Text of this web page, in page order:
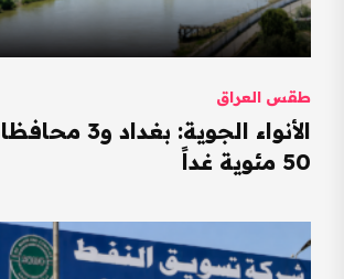
طقس العراق
الأنواء الجوية:
50 مئوية غداً